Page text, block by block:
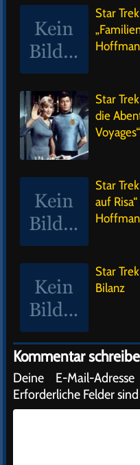
Star
Star
die
Star
auf
Star
Bilanz
Kommentar
Deine E-Mail-
Erforderliche Felder